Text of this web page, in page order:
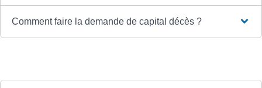
Comment faire la demande de capital décès ?